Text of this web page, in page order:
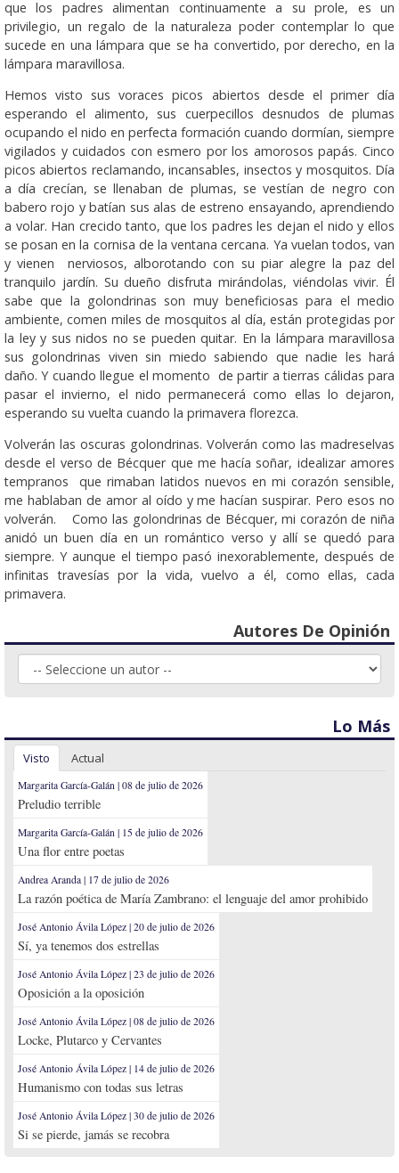
que los padres alimentan continuamente a su prole, es un
privilegio, un regalo de la naturaleza poder contemplar lo que
sucede en una lámpara que se ha convertido, por derecho, en la
lámpara maravillosa.
Hemos visto sus voraces picos abiertos desde el primer día
esperando el alimento, sus cuerpecillos desnudos de plumas
ocupando el nido en perfecta formación cuando dormían, siempre
vigilados y cuidados con esmero por los amorosos papás. Cinco
picos abiertos reclamando, incansables, insectos y mosquitos. Día
a día crecían, se llenaban de plumas, se vestían de negro con
babero rojo y batían sus alas de estreno ensayando, aprendiendo
a volar. Han crecido tanto, que los padres les dejan el nido y ellos
se posan en la cornisa de la ventana cercana. Ya vuelan todos, van
y vienen nerviosos, alborotando con su piar alegre la paz del
tranquilo jardín. Su dueño disfruta mirándolas, viéndolas vivir. Él
sabe que la golondrinas son muy beneficiosas para el medio
ambiente, comen miles de mosquitos al día, están protegidas por
la ley y sus nidos no se pueden quitar. En la lámpara maravillosa
sus golondrinas viven sin miedo sabiendo que nadie les hará
daño. Y cuando llegue el momento de partir a tierras cálidas para
pasar el invierno, el nido permanecerá como ellas lo dejaron,
esperando su vuelta cuando la primavera florezca.
Volverán las oscuras golondrinas. Volverán como las madreselvas
desde el verso de Bécquer que me hacía soñar, idealizar amores
tempranos que rimaban latidos nuevos en mi corazón sensible,
me hablaban de amor al oído y me hacían suspirar. Pero esos no
volverán. Como las golondrinas de Bécquer, mi corazón de niña
anidó un buen día en un romántico verso y allí se quedó para
siempre. Y aunque el tiempo pasó inexorablemente, después de
infinitas travesías por la vida, vuelvo a él, como ellas, cada
primavera.
Autores De Opinión
Lo Más
Visto Actual
Margarita García-Galán | 08 de julio de 2026
Preludio terrible
Margarita García-Galán | 15 de julio de 2026
Una flor entre poetas
Andrea Aranda | 17 de julio de 2026
La razón poética de María Zambrano: el lenguaje del amor prohibido
José Antonio Ávila López | 20 de julio de 2026
Sí, ya tenemos dos estrellas
José Antonio Ávila López | 23 de julio de 2026
Oposición a la oposición
José Antonio Ávila López | 08 de julio de 2026
Locke, Plutarco y Cervantes
José Antonio Ávila López | 14 de julio de 2026
Humanismo con todas sus letras
José Antonio Ávila López | 30 de julio de 2026
Si se pierde, jamás se recobra